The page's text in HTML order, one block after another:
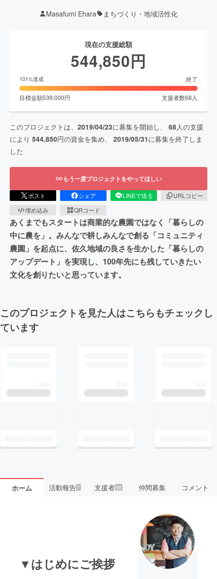
Masafumi Ehara まちづくり・地域活性化
現在の支援総額
544,850円
101%達成 終了
目標金額539,000円 支援者数68 人
このプロジェクトは、 2019/04/23に募集を開始し、 68人の支援
により 544,850円の資金を集め、 2019/05/31に募集を終了しま
した
もう一度プロジェクトをやってほしい
ポスト シェア LINEで送る
URLコピー
埋め込み
QRコード
あくまでもスタートは商業的な農園ではなく「暮らしの
中に農を」。みんなで耕しみんなで創る「コミュニティ
農園」を起点に、佐久地域の良さを生かした「暮らしの
アップデート」を実現し、100年先にも残していきたい
文化を創りたいと思っています。
このプロジェクトを見た人はこちらもチェックし
ています
ホーム 活動報告7 支援者68 仲間募集 コメント
▼はじめにご挨拶